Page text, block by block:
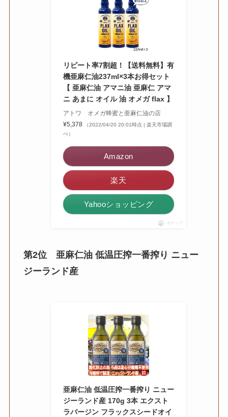
リピート率7割超！【送料無料】有
機亜麻仁油237ml×3本お得セット
【 亜麻仁油 アマニ油 亜麻仁 アマ
ニ あまに オイル 油 オメガ flax 】
アトワ オメガ蜂蜜と亜麻仁油の店
¥5,378
（2022/04/20 20:01時点 | 楽天市場調
べ）
Amazon
楽天
Yahooショッピング
ポチップ
第2位 亜麻仁油 低温圧搾一番搾り ニュー
ジーランド産
亜麻仁油 低温圧搾一番搾り ニュー
ジーランド産 170g 3本 エクスト
ラバージン フラックスシードオイ